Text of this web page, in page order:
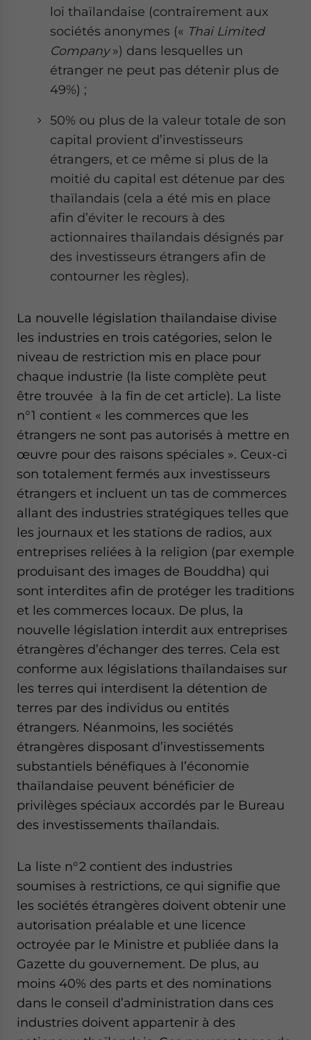
loi thaïlandaise (contrairement aux
sociétés anonymes (« Thai Limited
Company») dans lesquelles un
étranger ne peut pas détenir plus de
49%) ;
50% ou plus de la valeur totale de son
capital provient d’investisseurs
étrangers, et ce même si plus de la
moitié du capital est détenue par des
thaïlandais (cela a été mis en place
afin d’éviter le recours à des
actionnaires thaïlandais désignés par
des investisseurs étrangers afin de
contourner les règles).
La nouvelle législation thaïlandaise divise
les industries en trois catégories, selon le
niveau de restriction mis en place pour
chaque industrie (la liste complète peut
être trouvée à la fin de cet article). La liste
n°1 contient « les commerces que les
étrangers ne sont pas autorisés à mettre en
œuvre pour des raisons spéciales ». Ceux-ci
son totalement fermés aux investisseurs
étrangers et incluent un tas de commerces
allant des industries stratégiques telles que
les journaux et les stations de radios, aux
entreprises reliées à la religion (par exemple
produisant des images de Bouddha) qui
sont interdites afin de protéger les traditions
et les commerces locaux. De plus, la
nouvelle législation interdit aux entreprises
étrangères d’échanger des terres. Cela est
conforme aux législations thaïlandaises sur
les terres qui interdisent la détention de
terres par des individus ou entités
étrangers. Néanmoins, les sociétés
étrangères disposant d’investissements
substantiels bénéfiques à l’économie
thaïlandaise peuvent bénéficier de
privilèges spéciaux accordés par le Bureau
des investissements thaïlandais.
La liste n°2 contient des industries
soumises à restrictions, ce qui signifie que
les sociétés étrangères doivent obtenir une
autorisation préalable et une licence
octroyée par le Ministre et publiée dans la
Gazette du gouvernement. De plus, au
moins 40% des parts et des nominations
dans le conseil d’administration dans ces
industries doivent appartenir à des